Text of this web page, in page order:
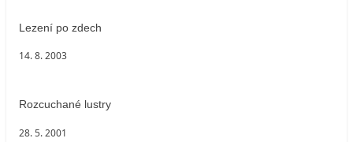
Lezení po zdech
14. 8. 2003
Rozcuchané lustry
28. 5. 2001